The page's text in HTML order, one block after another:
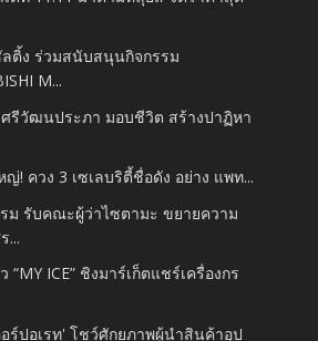
ติ้ง ร่วมสนับสนุนกิจกรรม
M...
รีวัฒนประภา มอบชีวิต สร้างปาฏิหา
! ควง 3 เซเลบริตี้ชื่อดัง อย่าง แพท...
ม รับคณะผู้ว่าไซตามะ ขยายความ
...
“MY ICE” ชิงมาร์เก็ตแชร์เครื่องกร
ร์ปอเรท' โชว์ศักยภาพผู้นำสินค้าอุป